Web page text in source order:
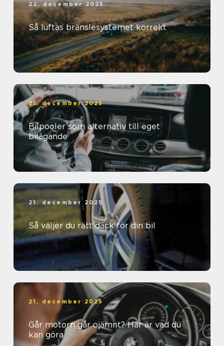
22. december 2025
Så luftas bränslesystemet korrekt
21. december 2025
Bilpooler som alternativ till eget
bilägande
21. december 2025
Så väljer du rätt däck för din bil
21. december 2025
Går motorn går ojämnt? Här är vad du
kan göra